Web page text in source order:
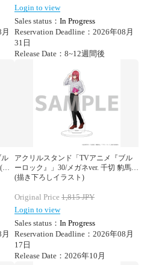
Login to view
Sales status： In Progress
Reservation Deadline：2026年08月
31日
Release Date：8~12週間後
描
アクリルスタンド「TVアニメ『ブル
ーロック』」30/メガネver. 千切 豹馬
(描き下ろしイラスト)
Original Price 1,815JPY
Login to view
Sales status： In Progress
Reservation Deadline：2026年08月
17日
Release Date：2026年10月